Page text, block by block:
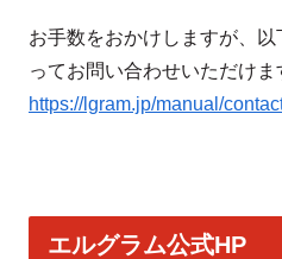
お手数をおかけしますが、
ってお問い合わせいただけま
https://lgram.jp/manual/
エルグラム公式HP